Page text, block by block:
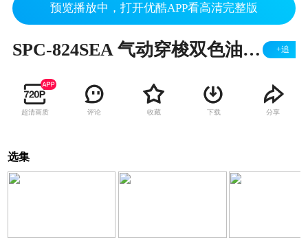
预览播放中，打开优酷APP看高清完整版
SPC-824SEA 气动穿梭双色油盅移印机 +追
超清画质 评论 收藏 下载 分享
选集